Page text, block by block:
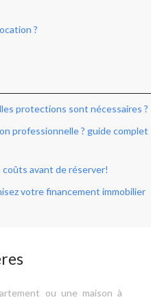
?
protections sont nécessaires ?
professionnelle ? guide complet
coûts avant de réserver!
votre financement immobilier
ou une maison à